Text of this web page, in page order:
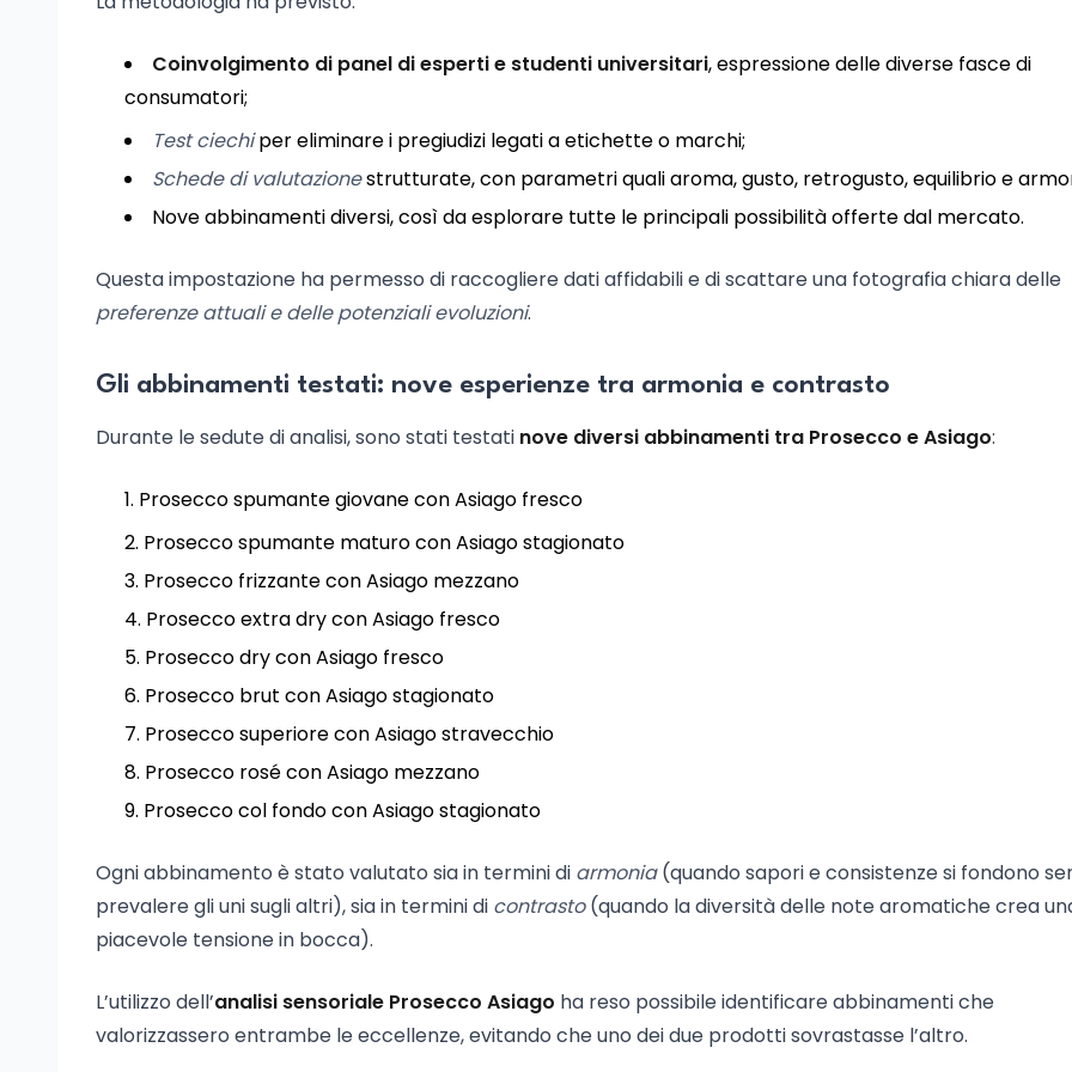
Coinvolgimento di panel di esperti e studenti universitari, espressione delle diverse fasce di
consumatori;
Test ciechiper eliminare i pregiudizi legati a etichette o marchi;
Schede di valutazionestrutturate, con parametri quali aroma, gusto, retrogusto, equilibrio e
Nove abbinamenti diversi, così da esplorare tutte le principali possibilità offerte dal mercato.
Questa impostazione ha permesso di raccogliere dati affidabili e di scattare una fotografia chiara delle
preferenze attuali e delle potenziali evoluzioni.
Gli abbinamenti testati: nove esperienze tra armonia e contrasto
Durante le sedute di analisi, sono stati testati nove diversi abbinamenti tra Prosecco e Asiago:
Prosecco spumante giovane con Asiago fresco
Prosecco spumante maturo con Asiago stagionato
Prosecco frizzante con Asiago mezzano
Prosecco extra dry con Asiago fresco
Prosecco dry con Asiago fresco
Prosecco brut con Asiago stagionato
Prosecco superiore con Asiago stravecchio
Prosecco rosé con Asiago mezzano
Prosecco col fondo con Asiago stagionato
Ogni abbinamento è stato valutato sia in termini di armonia(quando sapori e consistenze si fondono
prevalere gli uni sugli altri), sia in termini di contrasto(quando la diversità delle note aromatiche crea
piacevole tensione in bocca).
L’utilizzo dell’analisi sensoriale Prosecco Asiago ha reso possibile identificare abbinamenti che
valorizzassero entrambe le eccellenze, evitando che uno dei due prodotti sovrastasse l’altro.